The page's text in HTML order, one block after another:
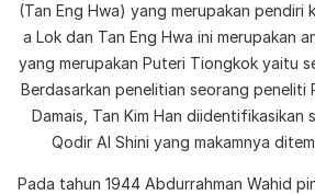
(Tan Eng Hwa) yang merupakan pendiri
a Lok dan Tan Eng Hwa ini merupakan
yang merupakan Puteri Tiongkok yaitu
Berdasarkan penelitian seorang peneliti
Damais, Tan Kim Han diidentifikasikan
Qodir Al Shini yang makamnya
Pada tahun 1944 Abdurrahman Wahid